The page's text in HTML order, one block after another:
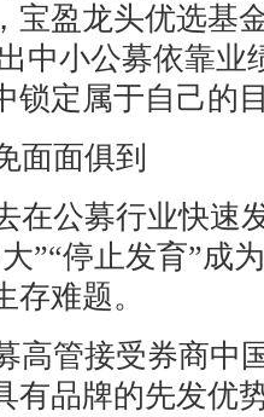
宝盈龙头优选基
中小公募依靠
锁定属于自己的
面面俱到
在公募行业快速
”“停止发育”成
难题。
高管接受券商中
有品牌的先发优